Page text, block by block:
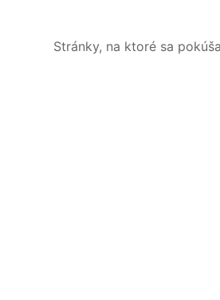
Stránky, na ktoré sa